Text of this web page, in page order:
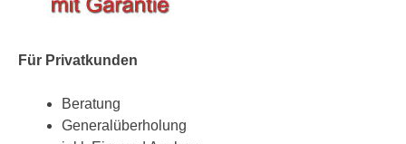
Für Privatkunden
Beratung
Generalüberholung